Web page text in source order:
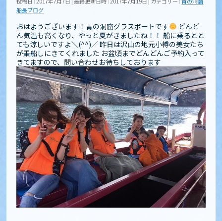
船長ブログ
おはようございます！青の洞窟グラスボートです
どんど
ん気温も高くなり、やっと夏がきましたね！！ 船に乗るとと
ても涼しいですよ＼(^^)／ 昨日は沢山の地元小樽の美女たち
が乗船しにきてくれました お盆頃までどんどんご予約入って
きてますので、問い合わせお待ちしております